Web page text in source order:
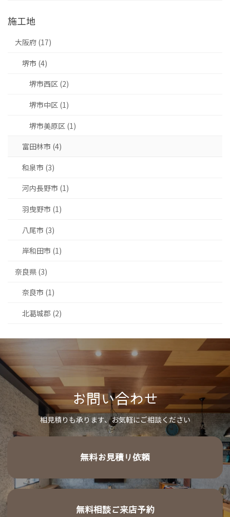
施工地
大阪府 (17)
堺市 (4)
堺市西区 (2)
堺市中区 (1)
堺市美原区 (1)
富田林市 (4)
和泉市 (3)
河内長野市 (1)
羽曳野市 (1)
八尾市 (3)
岸和田市 (1)
奈良県 (3)
奈良市 (1)
北葛城郡 (2)
お問い合わせ
相見積りも承ります、お気軽にご相談ください
無料お見積り依頼
無料相談ご来店予約